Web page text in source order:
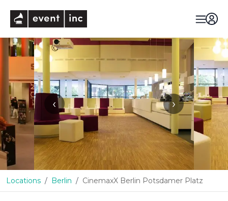
‹ ›
Locations Berlin CinemaxX Berlin Potsdamer Platz